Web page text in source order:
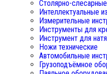
Столярно-
Интеллектуальные
Измерительные
Инструменты для
Инструмент для
Ножи технические
Автомобильные
Грузоподъёмное